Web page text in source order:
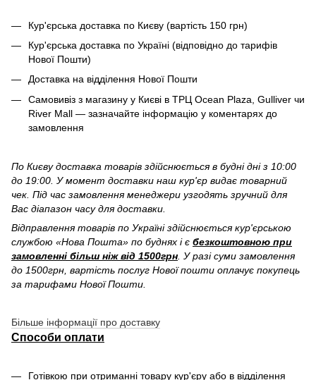
Кур'єрська доставка по Києву (вартість 150 грн)
Кур'єрська доставка по Україні (відповідно до тарифів
Нової Пошти)
Доставка на відділення Нової Пошти
Самовивіз з магазину у Києві в ТРЦ Ocean Plaza, Gulliver чи
River Mall — зазначайте інформацію у коментарях до
замовлення
По Києву доставка товарів здійснюється в будні дні з 10:00
до 19:00. У момент доставки наш кур'єр видає товарний
чек. Під час замовлення менеджери узгодять зручний для
Вас діапазон часу для доставки.
Відправлення товарів по Україні здійснюється кур'єрською
службою «Нова Пошта» по буднях і є безкоштовною при
замовленні більш ніж від 1500грн . У разі суми замовлення
до 1500грн, вартість послуг Нової пошти оплачує покупець
за тарифами Нової Пошти.
Більше інформації про доставку
Способи оплати
Готівкою при отриманні товару кур'єру або в відділення